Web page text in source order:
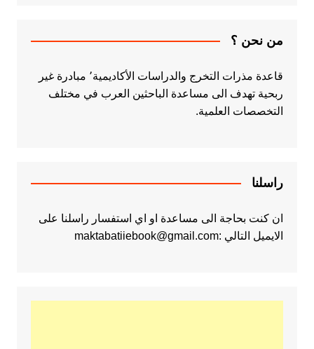
من نحن ؟
قاعدة مذرات التخرج والدراسات الأكاديمية٬ مبادرة غير
ربحية تهدف الى مساعدة الباحثين العرب في مختلف
التخصصات العلمية.
راسلنا
ان كنت بحاجة الى مساعدة او اي استفسار راسلنا على
الايميل التالي :maktabatiiebook@gmail.com